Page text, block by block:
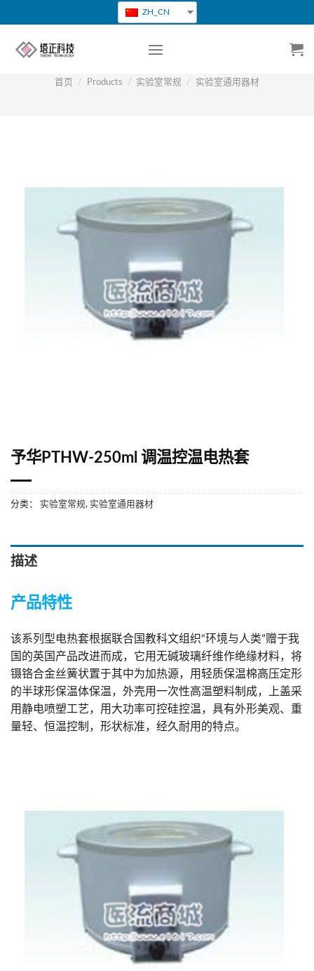
转
ZH_CN
首页 / Products / 实验室常规 / 实验室通用器材
予华PTHW-250ml 调温控温电热套
分类： 实验室常规, 实验室通用器材
描述
产品特性
该系列型电热套根据联合国教科文组织“环境与人类”赠于我
国的英国产品改进而成，它用无碱玻璃纤维作绝缘材料，将
镊铬合金丝簧状置于其中为加热源，用轻质保温棉高压定形
的半球形保温体保温，外壳用一次性高温塑料制成，上盖采
用静电喷塑工艺，用大功率可控硅控温，具有外形美观、重
量轻、恒温控制，形状标准，经久耐用的特点。